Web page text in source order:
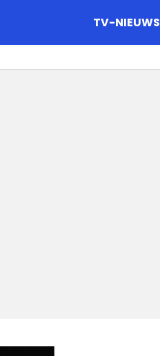
TV-NIEUWS